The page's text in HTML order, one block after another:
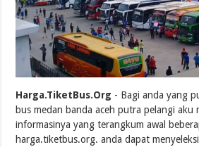
Harga.TiketBus.Org - Bagi anda yang
bus medan banda aceh putra pelangi aku
informasinya yang terangkum awal
harga.tiketbus.org. anda dapat